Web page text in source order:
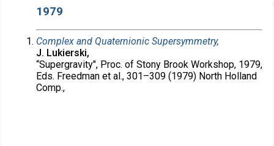
1979
Complex and Quaternionic Supersymmetry,
J. Lukierski,
“Supergravity", Proc. of Stony Brook Workshop, 1979,
Eds. Freedman et al., 301–309 (1979) North Holland
Comp.,